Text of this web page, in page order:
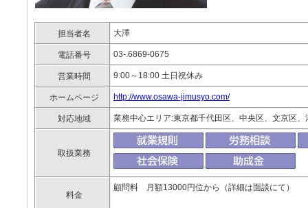
担当者名 大澤
電話番号 03-.6869-0675
営業時間 9:00～18:00 土日祝休み
ホームページ http://www.osawa-jimusyo.com/
対応地域 業務中心エリア:東京都千代田区、中央区、文京区
取扱業務
料金
顧問料 月額13000円位から（詳細は面談にて）